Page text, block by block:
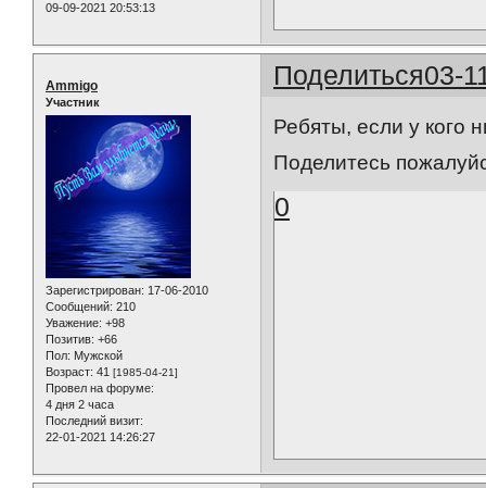
09-09-2021 20:53:13
Поделиться03-
Ammigo
Участник
Зарегистрирован: 17-06-2010
Сообщений: 210
Уважение: +98
Позитив: +66
Пол: Мужской
Возраст: 41 [1985-04-21]
Провел на форуме:
4 дня 2 часа
Последний визит:
22-01-2021 14:26:27
Ребяты, если у кого
Поделитесь
0